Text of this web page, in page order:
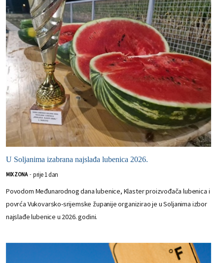
U Soljanima izabrana najslađa lubenica 2026.
MIX ZONA - prije 1 dan
Povodom Međunarodnog dana lubenice, Klaster proizvođača lubenica i
povrća Vukovarsko-srijemske županije organizirao je u Soljanima izbor
najslađe lubenice u 2026. godini.